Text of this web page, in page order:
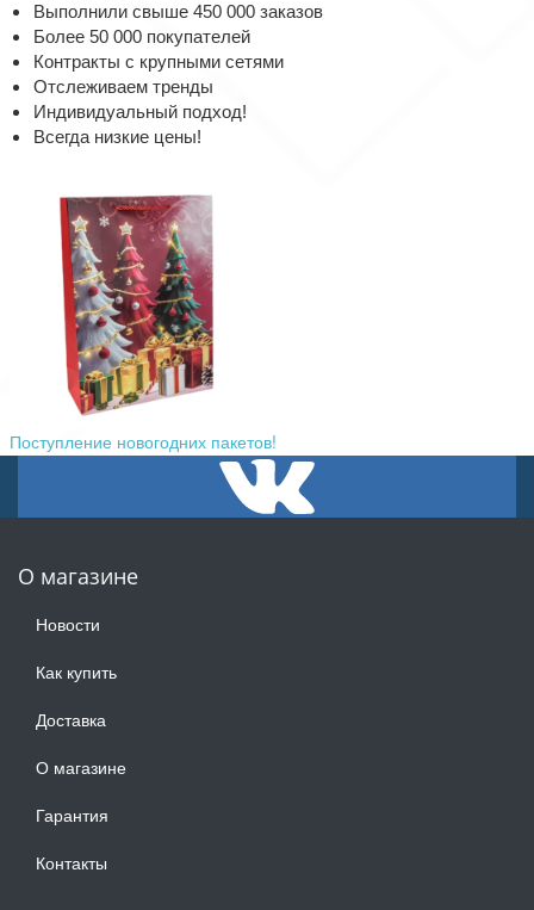
Выполнили свыше 450 000 заказов
Более 50 000 покупателей
Контракты с крупными сетями
Отслеживаем тренды
Индивидуальный подход!
Всегда низкие цены!
Поступление новогодних пакетов!
О магазине
Новости
Как купить
Доставка
О магазине
Гарантия
Контакты